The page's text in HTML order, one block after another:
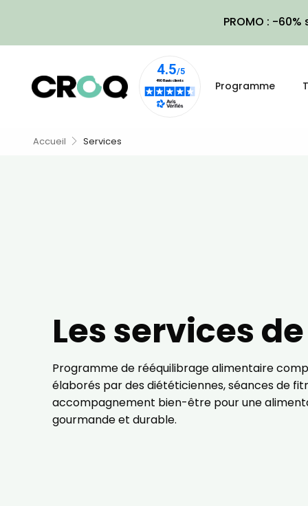
PROMO : -
Programme
Accueil Services
Les services de
Programme de rééquilibrage alimentaire
élaborés par des diététiciennes, séances de
accompagnement bien-être pour une
gourmande et durable.